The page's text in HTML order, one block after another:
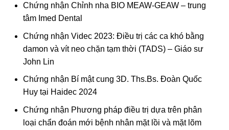
Chứng nhận Chỉnh nha BIO MEAW-GEAW – trung
tâm Imed Dental
Chứng nhận Videc 2023: Điều trị các ca khó bằng
damon và vít neo chặn tạm thời (TADS) – Giáo sư
John Lin
Chứng nhận Bí mật cung 3D. Ths.Bs. Đoàn Quốc
Huy tại Haidec 2024
Chứng nhận Phương pháp điều trị dựa trên phân
loại chẩn đoán mới bệnh nhân mặt lồi và mặt lõm